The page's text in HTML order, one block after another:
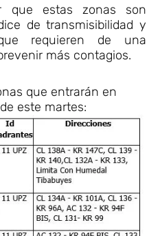
que estas zonas son
de transmisibilidad y
requieren de una
más contagios.
que entrarán en
este martes: